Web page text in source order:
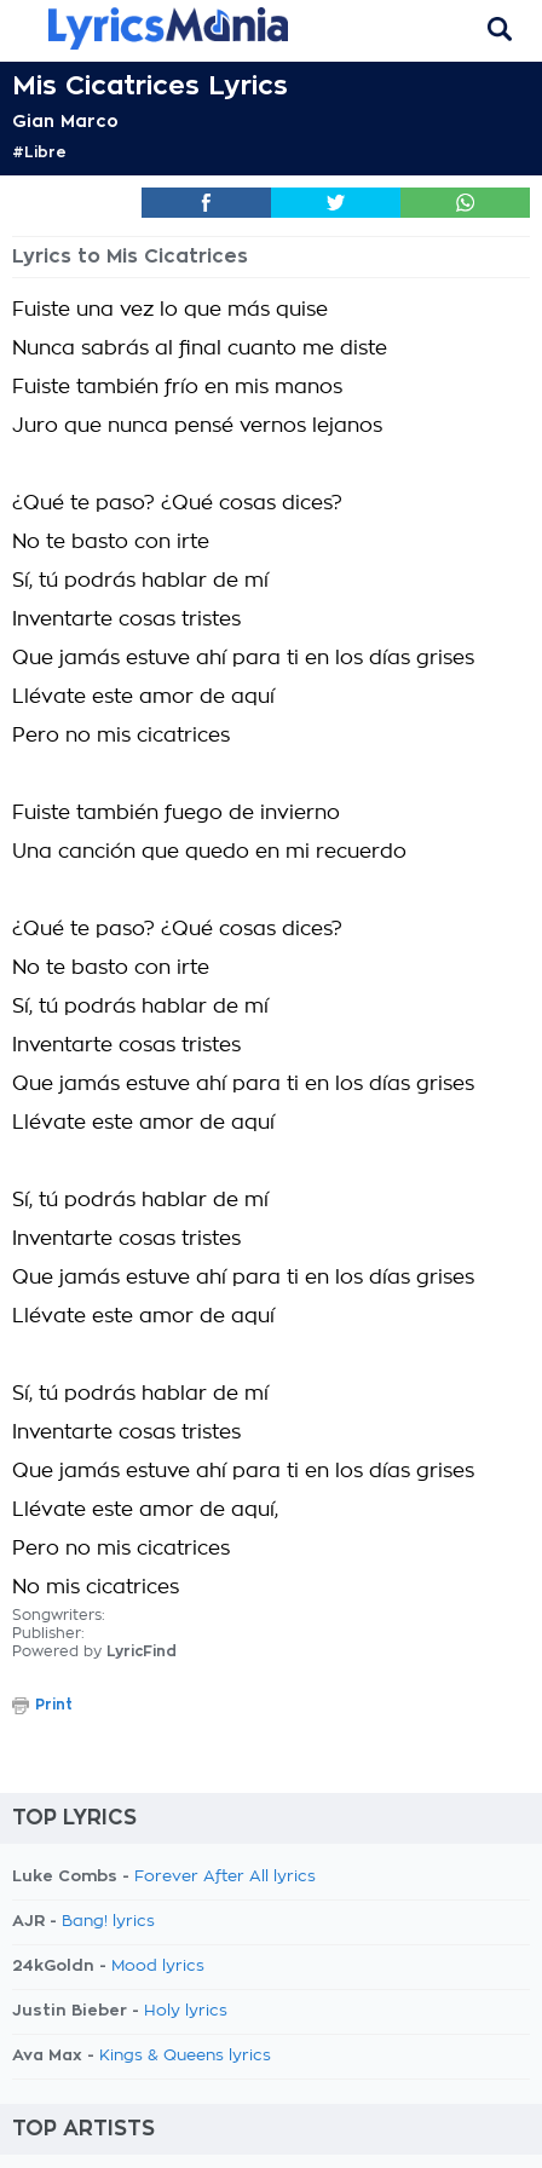
Mis Cicatrices Lyrics
Gian Marco
#Libre
Lyrics to Mis Cicatrices
Fuiste una vez lo que más quise
Nunca sabrás al final cuanto me diste
Fuiste también frío en mis manos
Juro que nunca pensé vernos lejanos
¿Qué te paso? ¿Qué cosas dices?
No te basto con irte
Sí, tú podrás hablar de mí
Inventarte cosas tristes
Que jamás estuve ahí para ti en los días grises
Llévate este amor de aquí
Pero no mis cicatrices
Fuiste también fuego de invierno
Una canción que quedo en mi recuerdo
¿Qué te paso? ¿Qué cosas dices?
No te basto con irte
Sí, tú podrás hablar de mí
Inventarte cosas tristes
Que jamás estuve ahí para ti en los días grises
Llévate este amor de aquí
Sí, tú podrás hablar de mí
Inventarte cosas tristes
Que jamás estuve ahí para ti en los días grises
Llévate este amor de aquí
Sí, tú podrás hablar de mí
Inventarte cosas tristes
Que jamás estuve ahí para ti en los días grises
Llévate este amor de aquí,
Pero no mis cicatrices
No mis cicatrices
Songwriters:
Publisher:
Powered by LyricFind
Print
TOP LYRICS
Luke Combs - Forever After All lyrics
AJR - Bang! lyrics
24kGoldn - Mood lyrics
Justin Bieber - Holy lyrics
Ava Max - Kings & Queens lyrics
TOP ARTISTS